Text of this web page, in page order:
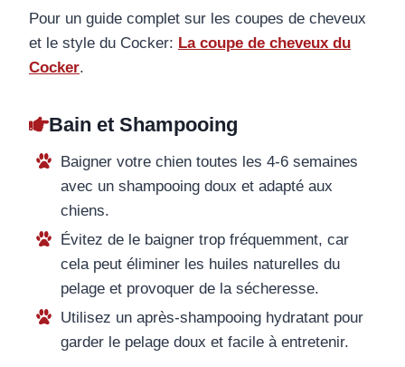
Pour un guide complet sur les coupes de cheveux
et le style du Cocker: La coupe de cheveux du
Cocker.
Bain et Shampooing
Baigner votre chien toutes les 4-6 semaines
avec un shampooing doux et adapté aux
chiens.
Évitez de le baigner trop fréquemment, car
cela peut éliminer les huiles naturelles du
pelage et provoquer de la sécheresse.
Utilisez un après-shampooing hydratant pour
garder le pelage doux et facile à entretenir.